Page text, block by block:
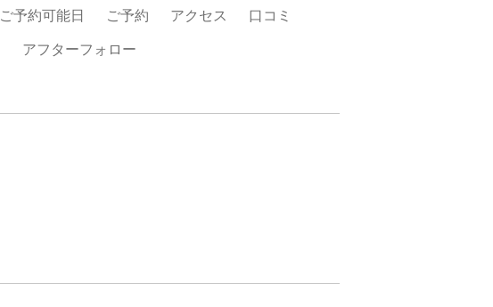
ご予約可能日 ご予約 アクセス 口コミ
アフターフォロー